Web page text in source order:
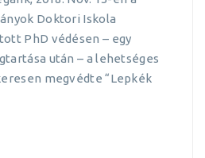
Doktori Iskola
PhD védésen – egy
után – a lehetséges
megvédte “Lepkék